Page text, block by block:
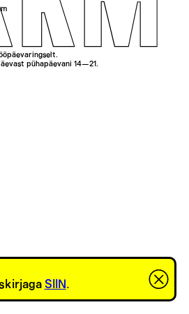
pühapäevani 14—21.
SIIN .